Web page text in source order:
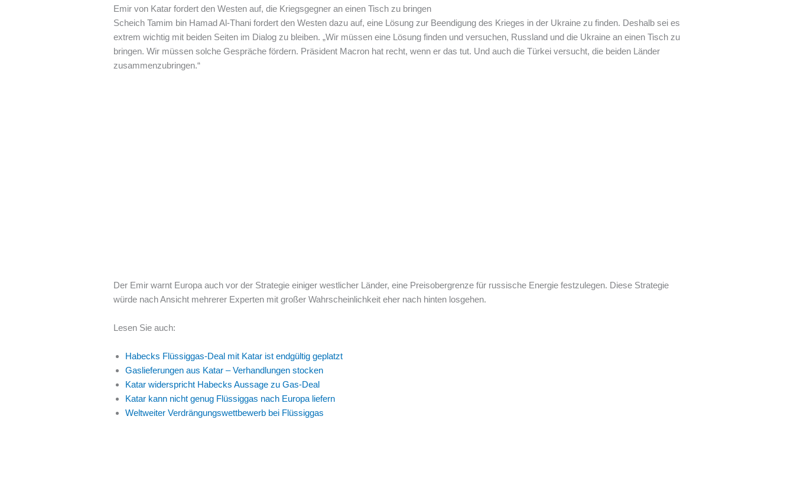
Emir von Katar fordert den Westen auf, die Kriegsgegner an einen Tisch zu bringen
Scheich Tamim bin Hamad Al-Thani fordert den Westen dazu auf, eine Lösung zur Beendigung des Krieges in der Ukraine zu finden. Deshalb sei es
extrem wichtig mit beiden Seiten im Dialog zu bleiben. „Wir müssen eine Lösung finden und versuchen, Russland und die Ukraine an einen Tisch zu
bringen. Wir müssen solche Gespräche fördern. Präsident Macron hat recht, wenn er das tut. Und auch die Türkei versucht, die beiden Länder
zusammenzubringen.“
Der Emir warnt Europa auch vor der Strategie einiger westlicher Länder, eine Preisobergrenze für russische Energie festzulegen. Diese Strategie
würde nach Ansicht mehrerer Experten mit großer Wahrscheinlichkeit eher nach hinten losgehen.
Lesen Sie auch:
Habecks Flüssiggas-Deal mit Katar ist endgültig geplatzt
Gaslieferungen aus Katar – Verhandlungen stocken
Katar widerspricht Habecks Aussage zu Gas-Deal
Katar kann nicht genug Flüssiggas nach Europa liefern
Weltweiter Verdrängungswettbewerb bei Flüssiggas